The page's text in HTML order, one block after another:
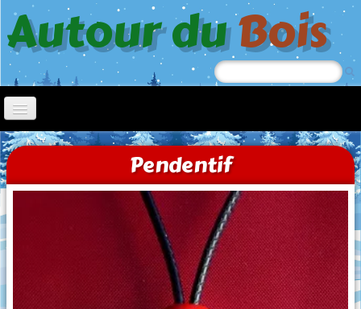
Autour duBois
Accueil
Jeep
Chiens à roulettes
Jouets à tirer
Pendentif